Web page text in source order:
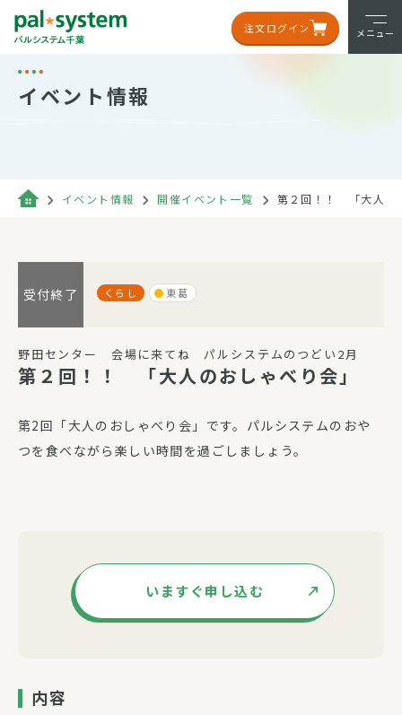
注文ログイン メニュー
イベント情報
イベント情報 開催イベント一覧 第２回！！ 「大人の
受付終了 くらし 東葛
野田センター 会場に来てね パルシステムのつどい2月
第２回！！ 「大人のおしゃべり会」
第2回「大人のおしゃべり会」です。パルシステムのおや
つを食べながら楽しい時間を過ごしましょう。
いますぐ申し込む
内容